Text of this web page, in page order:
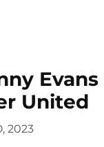
Evans
United
2023